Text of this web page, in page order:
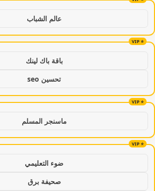
عالم الشباب
باقة باك لينك
تحسين seo
ماسنجر المسلم
ضوء التعليمي
صحيفة برق